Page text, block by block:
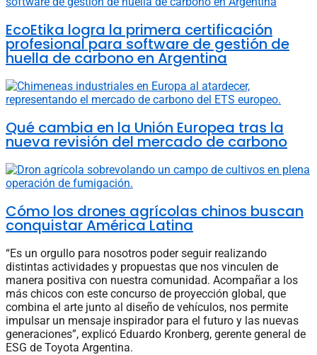
EcoEtika logra la primera certificación
profesional para software de gestión de
huella de carbono en Argentina
Qué cambia en la Unión Europea tras la
nueva revisión del mercado de carbono
Cómo los drones agrícolas chinos buscan
conquistar América Latina
“Es un orgullo para nosotros poder seguir realizando
distintas actividades y propuestas que nos vinculen de
manera positiva con nuestra comunidad. Acompañar a los
más chicos con este concurso de proyección global, que
combina el arte junto al diseño de vehículos, nos permite
impulsar un mensaje inspirador para el futuro y las nuevas
generaciones”, explicó Eduardo Kronberg, gerente general de
ESG de Toyota Argentina.